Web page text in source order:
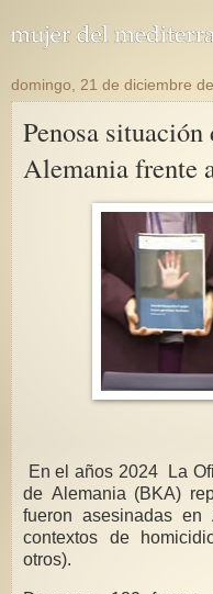
domingo, 21 de diciembre
Penosa situación
En el años 2024 La
de Alemania (BKA)
fueron asesinadas
contextos de
otros).